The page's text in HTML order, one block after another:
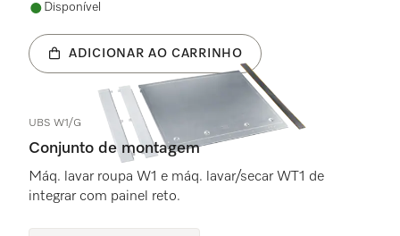
Disponível
ADICIONAR AO CARRINHO
UBS W1/G
Conjunto de montagem
Máq. lavar roupa W1 e máq. lavar/secar WT1 de
integrar com painel reto.